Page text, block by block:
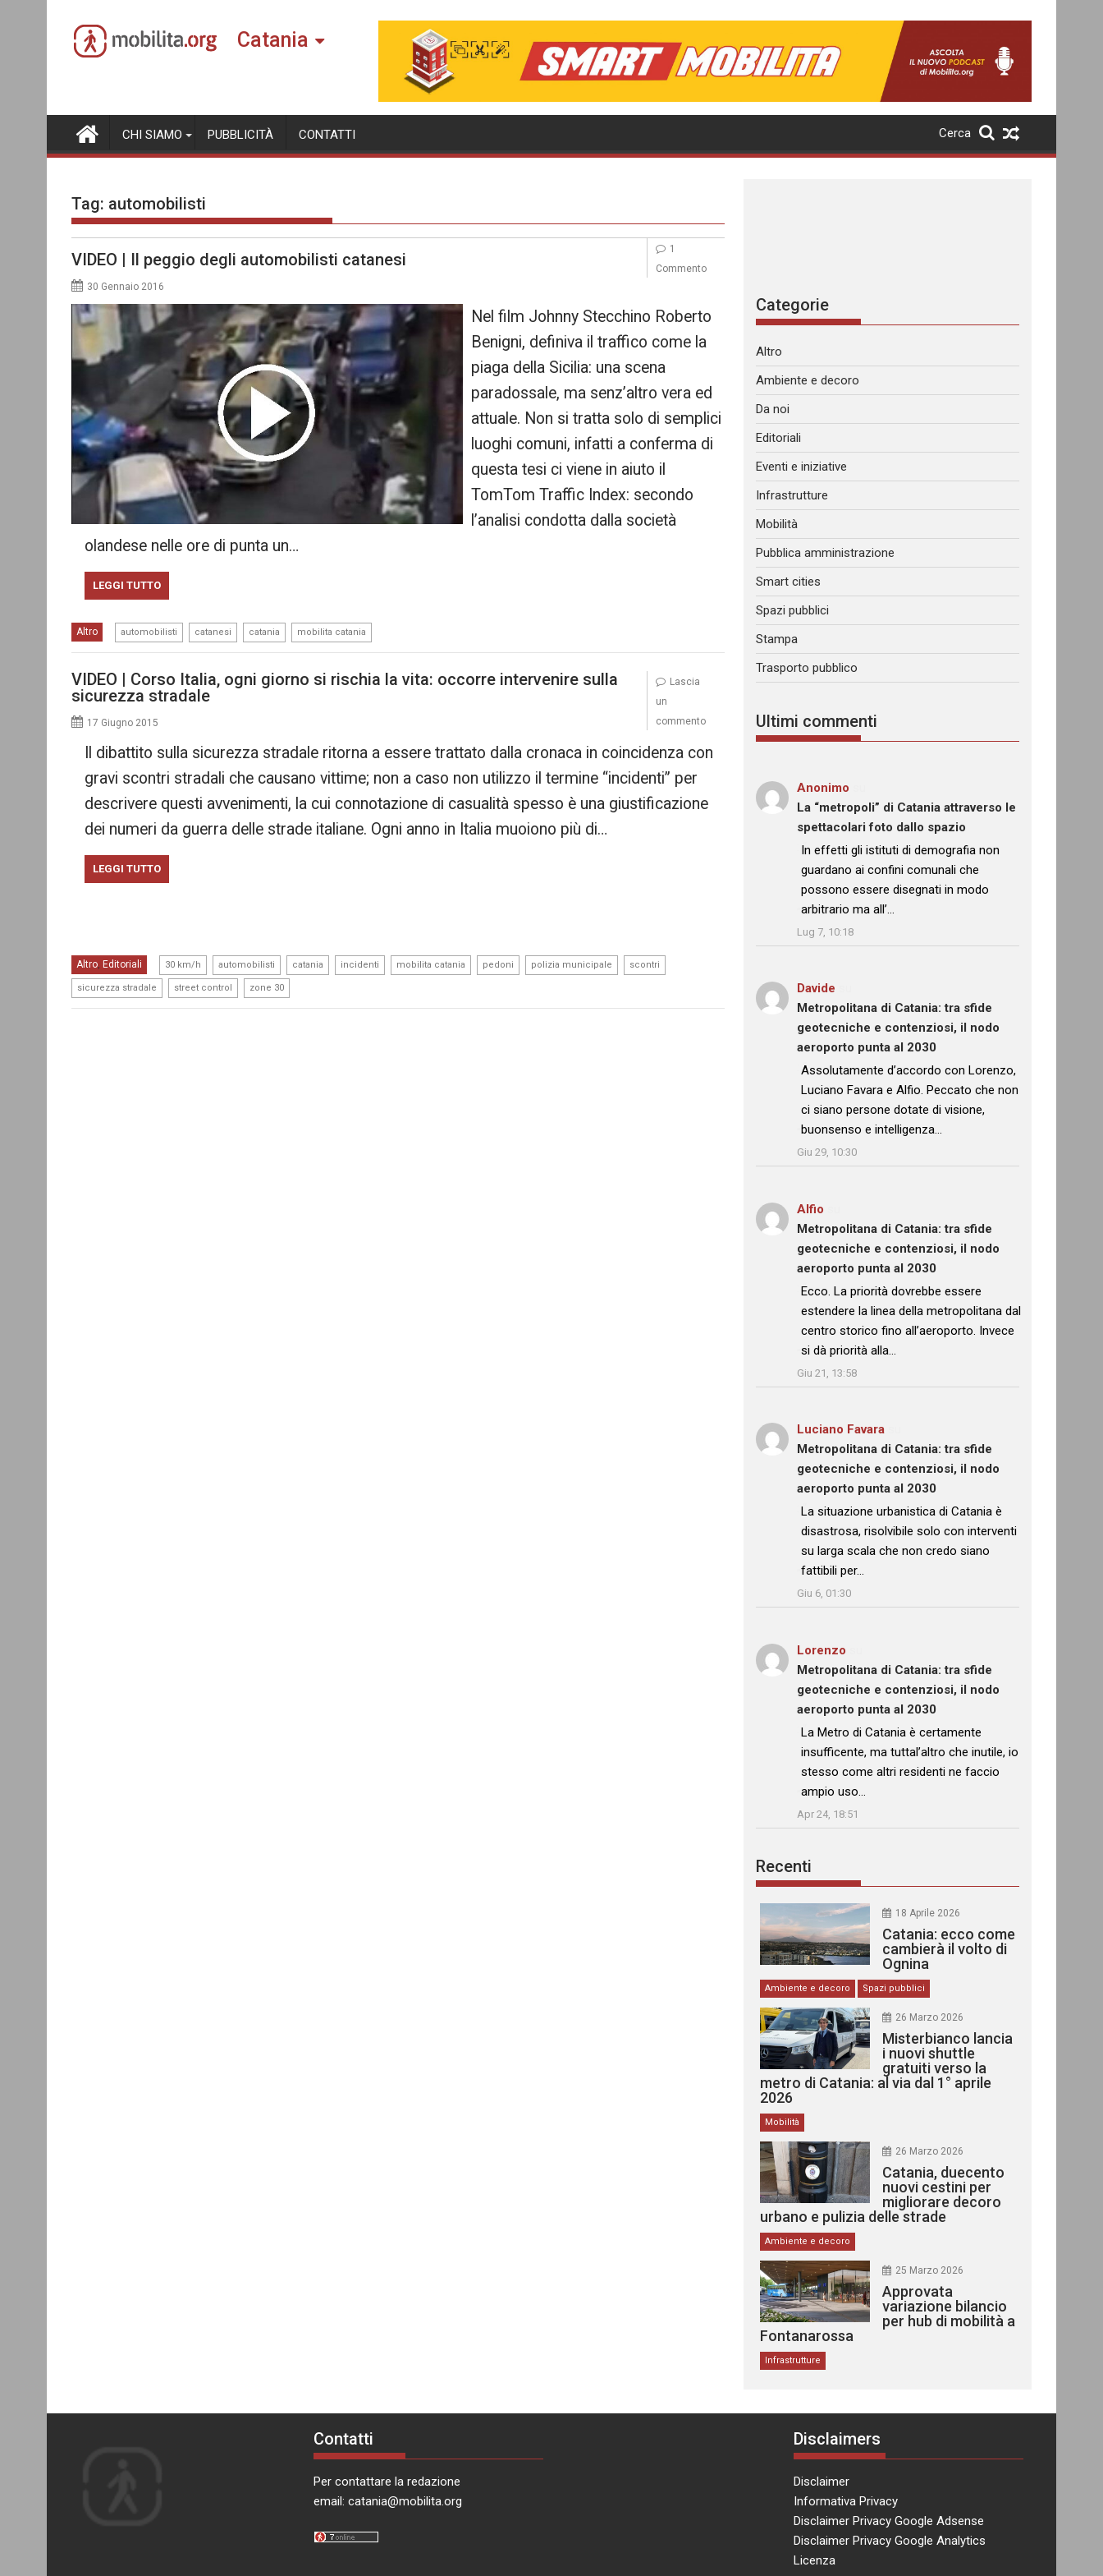
content
Catania
CHI SIAMO PUBBLICITÀ CONTATTI Cerca
Tag: automobilisti
VIDEO | Il peggio degli automobilisti catanesi
30 Gennaio 2016
Nel film Johnny Stecchino Roberto
Benigni, definiva il traffico come la
piaga della Sicilia: una scena
paradossale, ma senz’altro vera ed
attuale. Non si tratta solo di semplici
luoghi comuni, infatti a conferma di
questa tesi ci viene in aiuto il
TomTom Traffic Index: secondo
l’analisi condotta dalla società
olandese nelle ore di punta un…
LEGGI TUTTO
Altro automobilisti catanesi catania mobilita catania
1
Commento
VIDEO | Corso Italia, ogni giorno si rischia la vita: occorre intervenire sulla
sicurezza stradale
17 Giugno 2015
Il dibattito sulla sicurezza stradale ritorna a essere trattato dalla cronaca in coincidenza con
gravi scontri stradali che causano vittime; non a caso non utilizzo il termine “incidenti” per
descrivere questi avvenimenti, la cui connotazione di casualità spesso è una giustificazione
dei numeri da guerra delle strade italiane. Ogni anno in Italia muoiono più di…
LEGGI TUTTO
Altro, Editoriali 30 km/h automobilisti catania incidenti mobilita catania pedoni polizia municipale scontri
sicurezza stradale street control zone 30
Lascia
un
commento
Categorie
Altro
Ambiente e decoro
Da noi
Editoriali
Eventi e iniziative
Infrastrutture
Mobilità
Pubblica amministrazione
Smart cities
Spazi pubblici
Stampa
Trasporto pubblico
Ultimi commenti
Anonimo
La “metropoli” di Catania attraverso le
spettacolari foto dallo spazio
: “
In effetti gli istituti di demografia non
guardano ai confini comunali che
possono essere disegnati in modo
arbitrario ma all’…
Lug 7, 10:18
Davide
Metropolitana di Catania: tra sfide
geotecniche e contenziosi, il nodo
aeroporto punta al 2030
: “
Assolutamente d’accordo con Lorenzo,
Luciano Favara e Alfio. Peccato che non
ci siano persone dotate di visione,
buonsenso e intelligenza…
Giu 29, 10:30
Alfio
Metropolitana di Catania: tra sfide
geotecniche e contenziosi, il nodo
aeroporto punta al 2030
: “
Ecco. La priorità dovrebbe essere
estendere la linea della metropolitana dal
centro storico fino all’aeroporto. Invece
si dà priorità alla…
Giu 21, 13:58
Luciano Favara
Metropolitana di Catania: tra sfide
geotecniche e contenziosi, il nodo
aeroporto punta al 2030
: “La situazione urbanistica di Catania è
disastrosa, risolvibile solo con interventi
su larga scala che non credo siano
fattibili per…
Giu 6, 01:30
Lorenzo
Metropolitana di Catania: tra sfide
geotecniche e contenziosi, il nodo
aeroporto punta al 2030
: “La Metro di Catania è certamente
insufficente, ma tuttal’altro che inutile, io
stesso come altri residenti ne faccio
ampio uso…
Apr 24, 18:51
Recenti
18 Aprile 2026
Catania: ecco come
cambierà il volto di
Ognina
Ambiente e decoro Spazi pubblici
26 Marzo 2026
Misterbianco lancia
i nuovi shuttle
gratuiti verso la
metro di Catania: al via dal 1° aprile
2026
Mobilità
26 Marzo 2026
Catania, duecento
nuovi cestini per
migliorare decoro
urbano e pulizia delle strade
Ambiente e decoro
25 Marzo 2026
Approvata
variazione bilancio
per hub di mobilità a
Fontanarossa
Infrastrutture
Contatti
Per contattare la redazione
email: catania@mobilita.org
Disclaimers
Disclaimer
Informativa Privacy
Disclaimer Privacy Google Adsense
Disclaimer Privacy Google Analytics
Licenza